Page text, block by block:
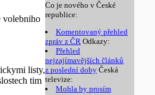
Co je nového v České
republice:
Komentovaný přehled
zpráv z ČR Odkazy:
Přehled
nejzajímavějších článků
z poslední doby Česká
televize:
Mohla by prosím
volebniho
listy,
tim